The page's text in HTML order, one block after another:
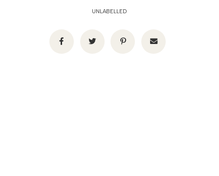
UNLABELLED